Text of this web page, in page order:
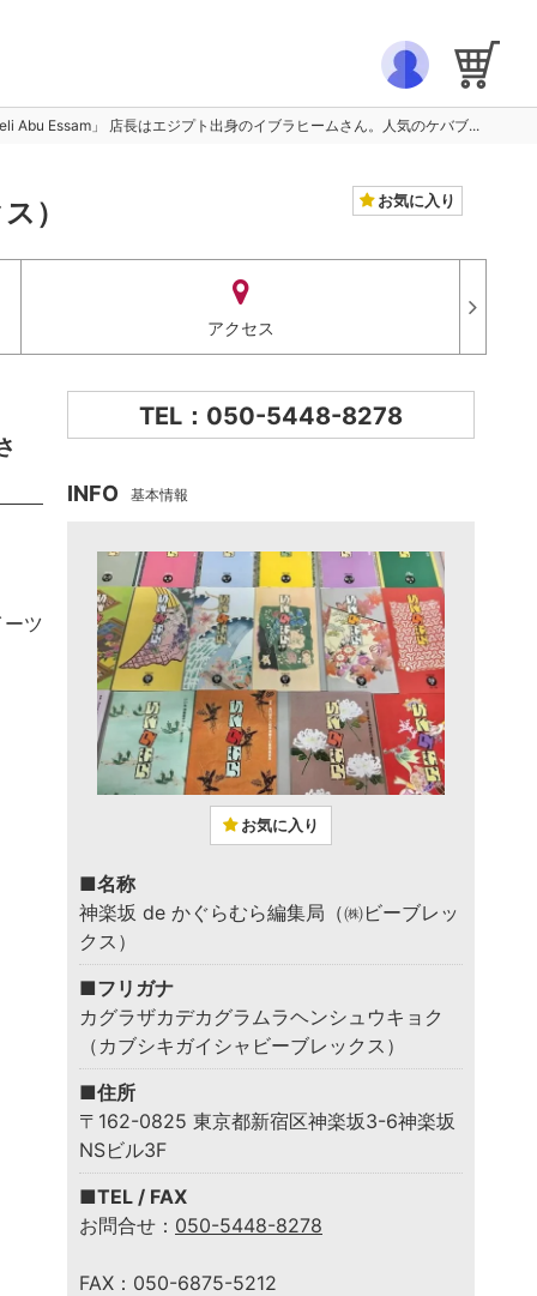
Abu Essam」 店長はエジプト出身のイブラヒームさん。人気のケバブ...
） お気に入り
アクセス
ツ
TEL：050-5448-8278
INFO 基本情報
お気に入り
■名称
神楽坂 de かぐらむら編集局（㈱ビーブレッ
クス）
■フリガナ
カグラザカデカグラムラヘンシュウキョク
（カブシキガイシャビーブレックス）
■住所
〒162-0825 東京都新宿区神楽坂3-6神楽坂
NSビル3F
■TEL / FAX
お問合せ： 050-5448-8278
FAX：050-6875-5212